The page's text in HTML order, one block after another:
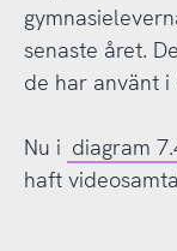
senaste året.
de har använt i
Nu i diagram
haft